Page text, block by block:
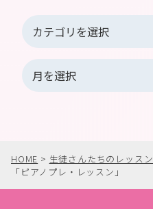
HOME > 生徒さんたちのレッスン
「ピアノプレ・レッスン」